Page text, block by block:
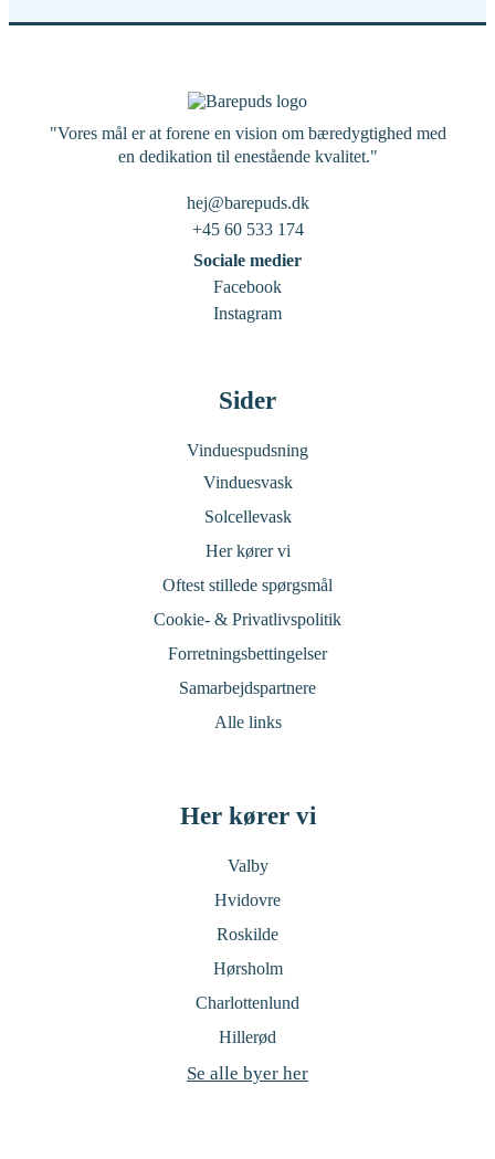
"Vores mål er at forene en vision om bæredygtighed med
en dedikation til enestående kvalitet."
hej@barepuds.dk
+45 60 533 174
Sociale medier
Facebook
Instagram
Sider
Vinduespudsning
Vinduesvask
Solcellevask
Her kører vi
Oftest stillede spørgsmål
Cookie- & Privatlivspolitik
Forretningsbettingelser
Samarbejdspartnere
Alle links
Her kører vi
Valby
Hvidovre
Roskilde
Hørsholm
Charlottenlund
Hillerød
Se alle byer her